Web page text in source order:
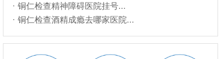
· 铜仁检查精神障碍医院挂号...
· 铜仁检查酒精成瘾去哪家医院...